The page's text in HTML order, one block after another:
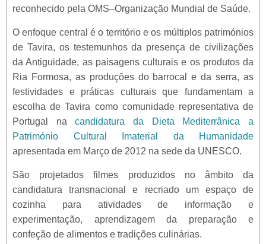
reconhecido pela OMS–Organização Mundial de Saúde.
O enfoque central é o território e os múltiplos patrimónios
de Tavira, os testemunhos da presença de civilizações
da Antiguidade, as paisagens culturais e os produtos da
Ria Formosa, as produções do barrocal e da serra, as
festividades e práticas culturais que fundamentam a
escolha de Tavira como comunidade representativa de
Portugal nacandidatura da Dieta Mediterrânica a
Património Cultural Imaterial da Humanidade
apresentada em Março de 2012 na sede da UNESCO.
São projetados filmes produzidos no âmbito da
candidatura transnacional e recriado um espaço de
cozinha para atividades de informação e
experimentação, aprendizagem da preparação e
confeção de alimentos e tradições culinárias.